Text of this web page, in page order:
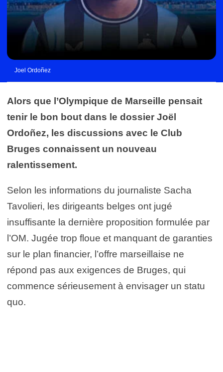
Joel Ordoñez
Alors que l’Olympique de Marseille pensait
tenir le bon bout dans le dossier Joël
Ordoñez, les discussions avec le Club
Bruges connaissent un nouveau
ralentissement.
Selon les informations du journaliste Sacha
Tavolieri, les dirigeants belges ont jugé
insuffisante la dernière proposition formulée par
l’OM. Jugée trop floue et manquant de garanties
sur le plan financier, l’offre marseillaise ne
répond pas aux exigences de Bruges, qui
commence sérieusement à envisager un statu
quo.